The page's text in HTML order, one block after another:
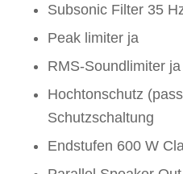
Subsonic Filter 35
Peak limiter ja
RMS-Soundlimiter ja
Hochtonschutz
Schutzschaltung
Endstufen 600 W